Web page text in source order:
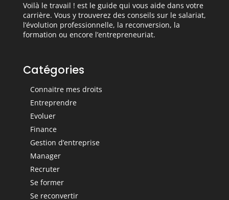
Voilà le travail ! est le guide qui vous aide dans votre
carrière. Vous y trouverez des conseils sur le salariat,
l’évolution professionnelle, la reconversion, la
formation ou encore l’entrepreneuriat.
Catégories
Connaitre mes droits
Entreprendre
Evoluer
Finance
Gestion d’entreprise
Manager
Recruter
Se former
Se reconvertir